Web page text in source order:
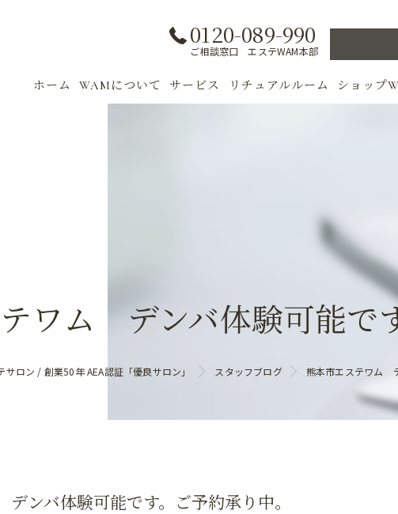
0120-089-990
ご相談窓口 エステWAM本部
ホーム WAMについて サービス
女性専用フィットネス
リチュアルルーム ショップ
ワム デンバ体験可能で
ロン / 創業50年 AEA認証「優良サロン」 スタッフブログ 熊本市エステワム
ンバ体験可能です。ご予約承り中。